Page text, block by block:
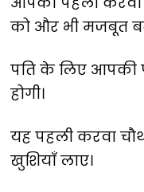
को और भी मजबूत
पति के लिए आपकी
होगी।
यह पहली करवा
खुशियाँ लाए।